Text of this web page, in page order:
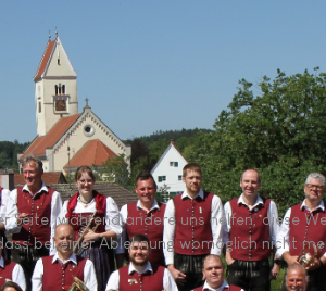
während andere uns helfen, diese
bei einer Ablehnung womöglich nicht